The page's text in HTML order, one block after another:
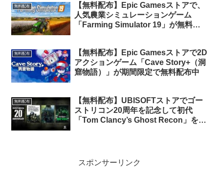
無料配布
【無料配布】Epic Gamesストアで、
人気農業シミュレーションゲーム
「Farming Simulator 19」が無料配
無料配布
【無料配布】Epic Gamesストアで2D
アクションゲーム「Cave Story+（洞
窟物語）」が期間限定で無料配布中
無料配布
【無料配布】UBISOFTストアでゴー
ストリコン20周年を記念して初代
「Tom Clancy’s Ghost Recon」を始
スポンサーリンク